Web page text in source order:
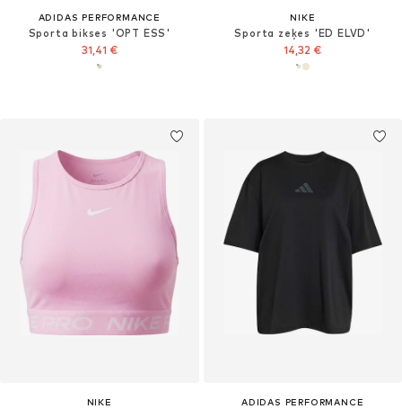
ADIDAS PERFORMANCE
Sporta bikses 'OPT ESS'
31,41 €
NIKE
Sporta zeķes 'ED ELVD'
14,32 €
NIKE ADIDAS PERFORMANCE